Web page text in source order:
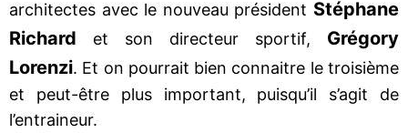
architectes avec le nouveau président Stéphane
Richard et son directeur sportif, Grégory
Lorenzi. Et on pourrait bien connaitre le troisième
et peut-être plus important, puisqu’il s’agit de
l’entraineur.